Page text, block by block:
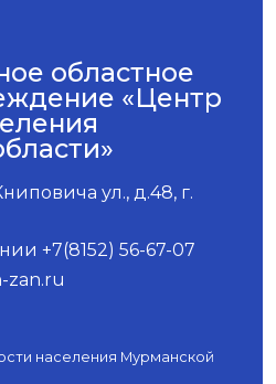
областное
«Центр
ул., д.48, г.
+7(8152) 56-67-07
zan.ru
населения Мурманской